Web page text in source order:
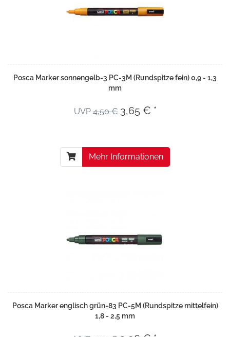
Posca Marker sonnengelb-3 PC-3M (Rundspitze fein) 0,9 - 1,3
mm
UVP4,50 € 3,65 € *
Mehr Informationen
Posca Marker englisch grün-83 PC-5M (Rundspitze mittelfein)
1,8 - 2,5 mm